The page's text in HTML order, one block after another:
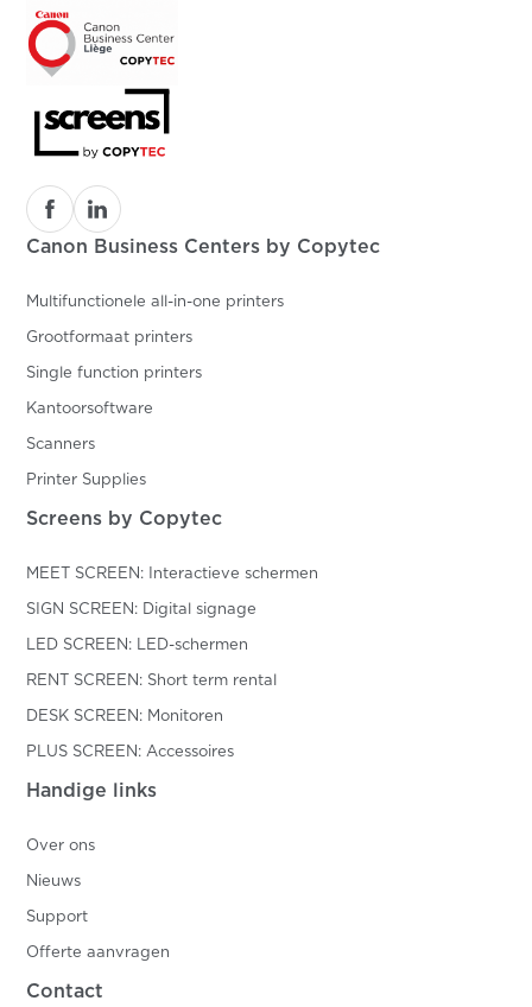
Canon Business Centers by Copytec
Multifunctionele all-in-one printers
Grootformaat printers
Single function printers
Kantoorsoftware
Scanners
Printer Supplies
Screens by Copytec
MEET SCREEN: Interactieve schermen
SIGN SCREEN: Digital signage
LED SCREEN: LED-schermen
RENT SCREEN: Short term rental
DESK SCREEN: Monitoren
PLUS SCREEN: Accessoires
Handige links
Over ons
Nieuws
Support
Offerte aanvragen
Contact